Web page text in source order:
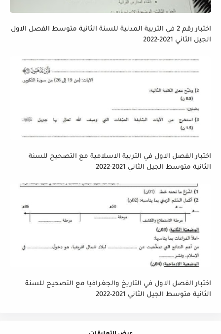
اختبار رقم 2 في التربية المدنية للسنة الثانية متوسط الفصل الاول
الجيل الثاني 2021-2022
اختبار الفصل الاول في التربية الاسلامية مع التصحيح للسنة
الثانية متوسط الجيل الثاني 2021-2022
اختبار الفصل الاول في التاريخ والجغرافيا مع التصحيح للسنة
الثانية متوسط الجيل الثاني 2021-2022